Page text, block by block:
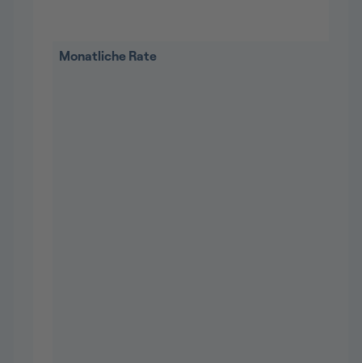
Monatliche Rate